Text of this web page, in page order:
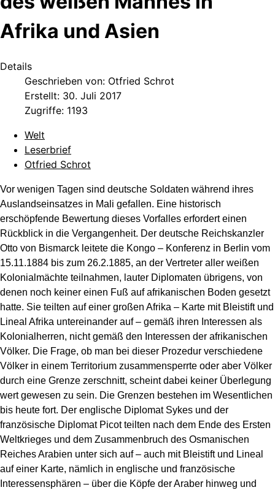
Afrika und Asien
Details
Geschrieben von: Otfried Schrot
Erstellt: 30. Juli 2017
Zugriffe: 1193
Welt
Leserbrief
Otfried Schrot
Vor wenigen Tagen sind deutsche Soldaten während ihres
Auslandseinsatzes in Mali gefallen. Eine historisch
erschöpfende Bewertung dieses Vorfalles erfordert einen
Rückblick in die Vergangenheit. Der deutsche Reichskanzler
Otto von Bismarck leitete die Kongo – Konferenz in Berlin vom
15.11.1884 bis zum 26.2.1885, an der Vertreter aller weißen
Kolonialmächte teilnahmen, lauter Diplomaten übrigens, von
denen noch keiner einen Fuß auf afrikanischen Boden gesetzt
hatte. Sie teilten auf einer großen Afrika – Karte mit Bleistift und
Lineal Afrika untereinander auf – gemäß ihren Interessen als
Kolonialherren, nicht gemäß den Interessen der afrikanischen
Völker. Die Frage, ob man bei dieser Prozedur verschiedene
Völker in einem Territorium zusammensperrte oder aber Völker
durch eine Grenze zerschnitt, scheint dabei keiner Überlegung
wert gewesen zu sein. Die Grenzen bestehen im Wesentlichen
bis heute fort. Der englische Diplomat Sykes und der
französische Diplomat Picot teilten nach dem Ende des Ersten
Weltkrieges und dem Zusammenbruch des Osmanischen
Reiches Arabien unter sich auf – auch mit Bleistift und Lineal
auf einer Karte, nämlich in englische und französische
Interessensphären – über die Köpfe der Araber hinweg und